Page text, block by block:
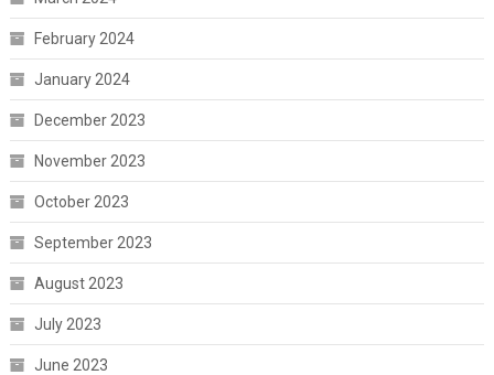
February 2024
January 2024
December 2023
November 2023
October 2023
September 2023
August 2023
July 2023
June 2023